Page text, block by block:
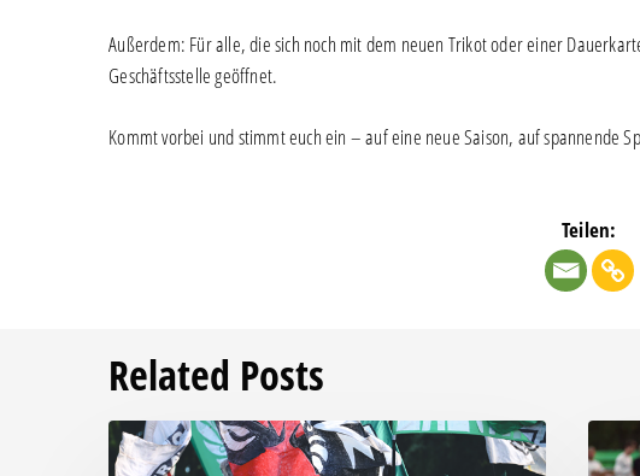
Außerdem: Für alle, die sich noch mit dem neuen Trikot oder einer
Geschäftsstelle geöffnet.
Kommt vorbei und stimmt euch ein – auf eine neue Saison, auf spannende
Teilen:
Related Posts
Faninfo
zum
Bittere
Pleite: